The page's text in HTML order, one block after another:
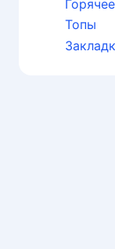
Горячее
Топы